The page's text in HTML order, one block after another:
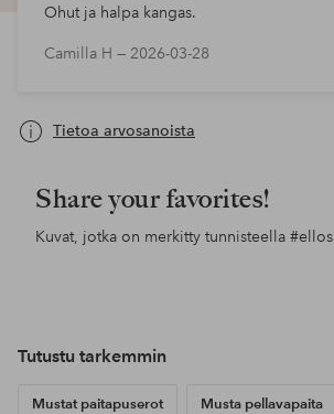
Ohut ja halpa kangas.
Camilla H — 2026-03-28
Tietoa arvosanoista
Share your favorites!
Kuvat, jotka on merkitty tunnisteella #ellos
Tutustu tarkemmin
Mustat paitapuserot Musta pellavapaita